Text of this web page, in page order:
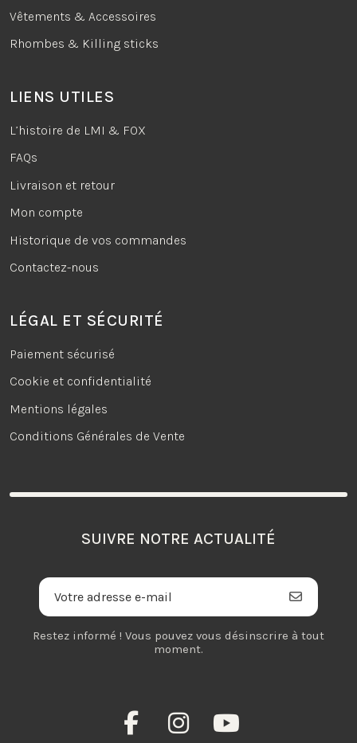
Vêtements & Accessoires
Rhombes & Killing sticks
LIENS UTILES
L’histoire de LMI & FOX
FAQs
Livraison et retour
Mon compte
Historique de vos commandes
Contactez-nous
LÉGAL ET SÉCURITÉ
Paiement sécurisé
Cookie et confidentialité
Mentions légales
Conditions Générales de Vente
SUIVRE NOTRE ACTUALITÉ
Restez informé ! Vous pouvez vous désinscrire à tout
moment.